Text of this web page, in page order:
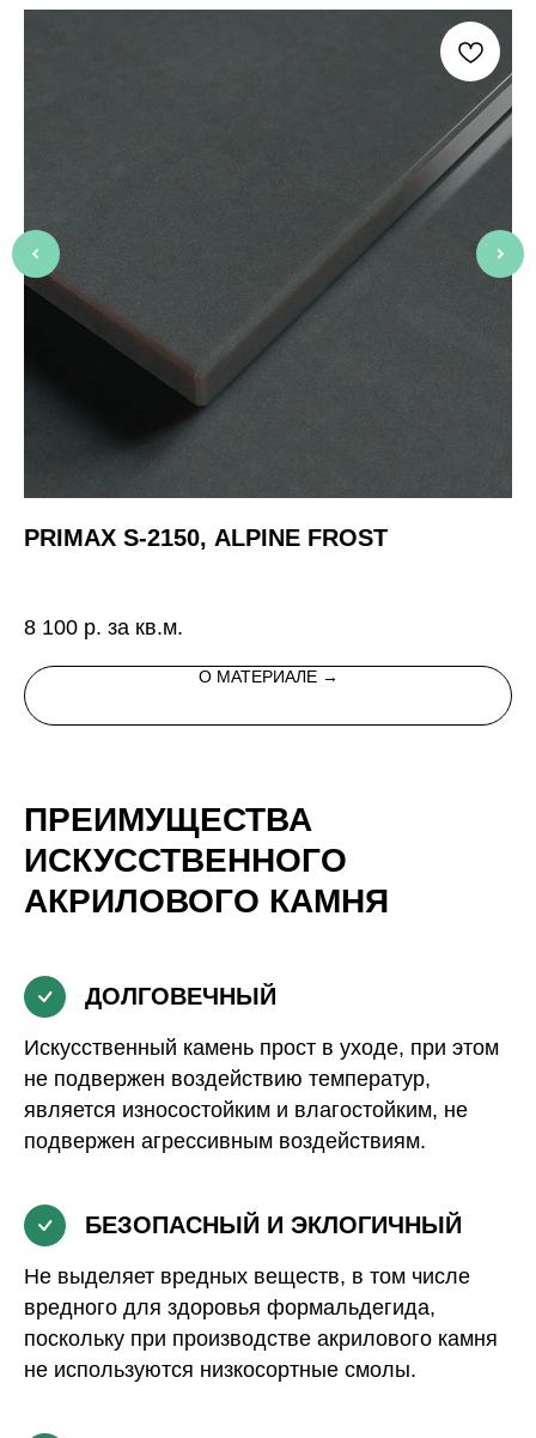
PRIMAX S-2150, ALPINE FROST
8 100 р. за кв.м.
О МАТЕРИАЛЕ →
ПРЕИМУЩЕСТВА
ИСКУССТВЕННОГО
АКРИЛОВОГО КАМНЯ
ДОЛГОВЕЧНЫЙ
Искусственный камень прост в уходе, при этом
не подвержен воздействию температур,
является износостойким и влагостойким, не
подвержен агрессивным воздействиям.
БЕЗОПАСНЫЙ И ЭКЛОГИЧНЫЙ
Не выделяет вредных веществ, в том числе
вредного для здоровья формальдегида,
поскольку при производстве акрилового камня
не используются низкосортные смолы.